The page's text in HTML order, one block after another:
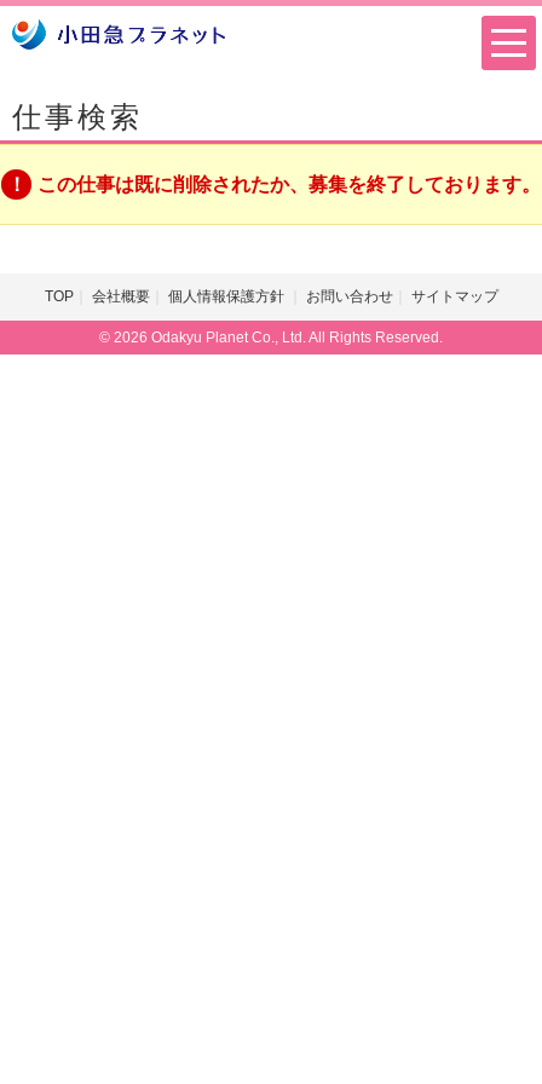
仕事検索
この仕事は既に削除されたか、募集を終了しております。
TOP 会社概要 個人情報保護方針 お問い合わせ サイトマップ
© 2026 Odakyu Planet Co., Ltd. All Rights Reserved.